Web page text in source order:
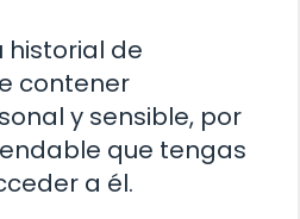
historial de
contener
y sensible, por
que tengas
a él.